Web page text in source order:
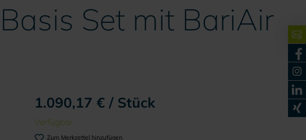
Set mit BariAir
1.090,17 € / Stück
Verfügbar
Zum Merkzettel hinzufügen